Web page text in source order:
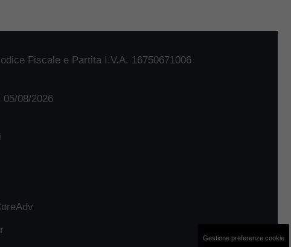
Fiscale e Partita I.V.A. 16750671006
08/2026
Gestione preferenze cookie